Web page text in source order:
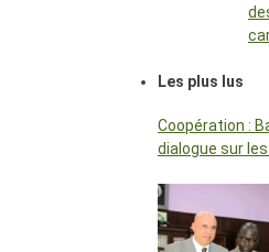
Les plus lus
Coopération :
dialogue sur